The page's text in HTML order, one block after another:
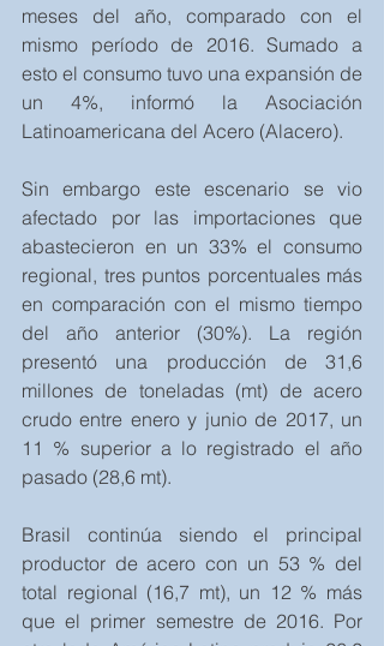
meses del año, comparado con el
mismo período de 2016. Sumado a
esto el consumo tuvo una expansión de
un 4%, informó la Asociación
Latinoamericana del Acero (Alacero).
Sin embargo este escenario se vio
afectado por las importaciones que
abastecieron en un 33% el consumo
regional, tres puntos porcentuales más
en comparación con el mismo tiempo
del año anterior (30%). La región
presentó una producción de 31,6
millones de toneladas (mt) de acero
crudo entre enero y junio de 2017, un
11 % superior a lo registrado el año
pasado (28,6 mt).
Brasil continúa siendo el principal
productor de acero con un 53 % del
total regional (16,7 mt), un 12 % más
que el primer semestre de 2016. Por